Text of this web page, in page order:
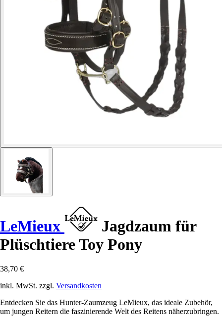
LeMieux
Jagdzaum für
Plüschtiere Toy Pony
38,70 €
inkl. MwSt. zzgl. Versandkosten
Entdecken Sie das Hunter-Zaumzeug LeMieux, das ideale Zubehör,
um jungen Reitern die faszinierende Welt des Reitens näherzubringen.